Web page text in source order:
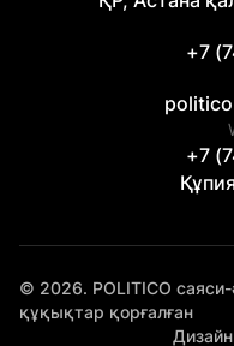
+7
+7
© 2026. POLITICO
құқықтар қорғалған